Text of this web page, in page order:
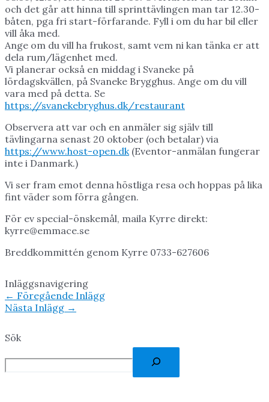
och det går att hinna till sprinttävlingen man tar 12.30-
båten, pga fri start-förfarande. Fyll i om du har bil eller
vill åka med.
Ange om du vill ha frukost, samt vem ni kan tänka er att
dela rum/lägenhet med.
Vi planerar också en middag i Svaneke på
lördagskvällen, på Svaneke Brygghus. Ange om du vill
vara med på detta. Se
https://svanekebryghus.dk/restaurant
Observera att var och en anmäler sig själv till
tävlingarna senast 20 oktober (och betalar) via
https://www.host-open.dk (Eventor-anmälan fungerar
inte i Danmark.)
Vi ser fram emot denna höstliga resa och hoppas på lika
fint väder som förra gången.
För ev special-önskemål, maila Kyrre direkt:
kyrre@emmace.se
Breddkommittén genom Kyrre 0733-627606
Inläggsnavigering
← Föregående Inlägg
Nästa Inlägg →
Sök